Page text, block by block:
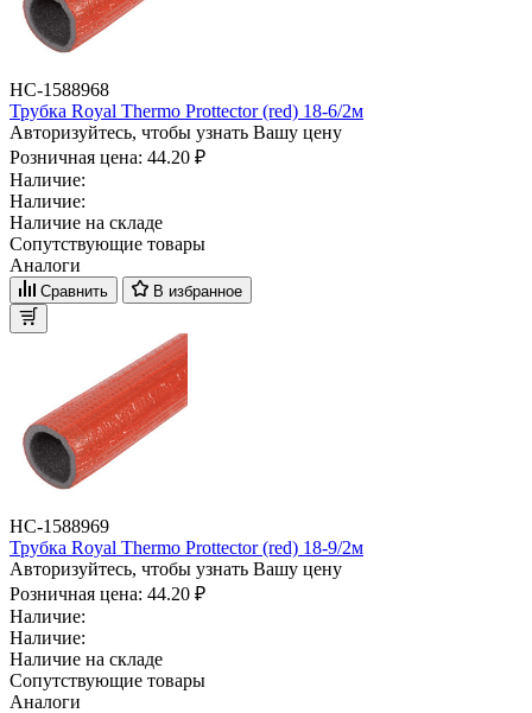
НС-1588968
Трубка Royal Thermo Prottector (red) 18-6/2м
Авторизуйтесь, чтобы узнать Вашу цену
Розничная цена: 44.20 ₽
Наличие:
Наличие:
Наличие на складе
Сопутствующие товары
Аналоги
Сравнить В избранное
НС-1588969
Трубка Royal Thermo Prottector (red) 18-9/2м
Авторизуйтесь, чтобы узнать Вашу цену
Розничная цена: 44.20 ₽
Наличие:
Наличие:
Наличие на складе
Сопутствующие товары
Аналоги